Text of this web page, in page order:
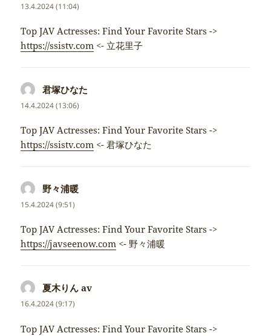
13.4.2024 (11:04)
Top JAV Actresses: Find Your Favorite Stars ->
https://ssistv.com <- 立花里子
君塚ひなた
14.4.2024 (13:06)
Top JAV Actresses: Find Your Favorite Stars ->
https://ssistv.com <- 君塚ひなた
野々浦暖
15.4.2024 (9:51)
Top JAV Actresses: Find Your Favorite Stars ->
https://javseenow.com <- 野々浦暖
夏木りん av
16.4.2024 (9:17)
Top JAV Actresses: Find Your Favorite Stars ->